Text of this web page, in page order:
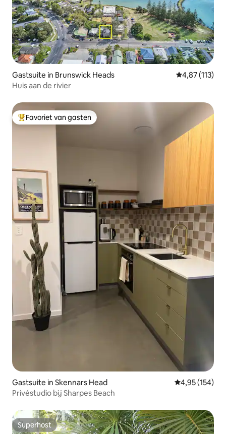
Gastsuite in Brunswick Heads Gemiddelde
4,87 (113)
Huis aan de rivier
Topfavoriet van gasten
Favoriet van gasten
Gastsuite in Skennars Head Gemiddelde
4,95 (154)
Privéstudio bij Sharpes Beach
Superhost
Superhost